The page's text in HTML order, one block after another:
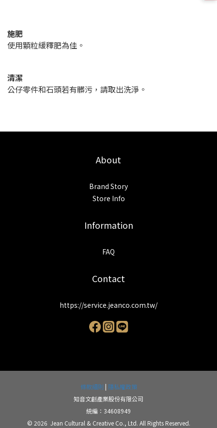
施肥
使用顆粒緩釋肥為佳。
清潔
公仔零件和石頭若有髒污，請取出洗淨。
About
Brand Story
Store Info
Information
FAQ
Contact
https://service.jeanco.com.tw/
條款細則 | 隱私權政策
知音文創產業股份有限公司
統編：34608949
© 2026 Jean Cultural & Creative Co., Ltd. All Rights Reserved.